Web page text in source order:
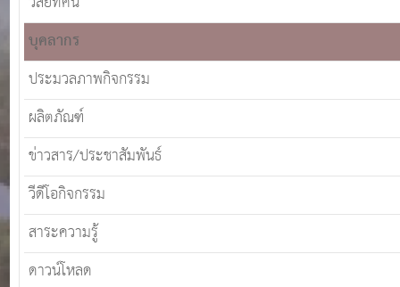
บุคลากร
ประมวลภาพกิจกรรม
ผลิตภัณฑ์
ข่าวสาร/ประชาสัมพันธ์
วีดีโอกิจกรรม
สาระความรู้
ดาวน์โหลด